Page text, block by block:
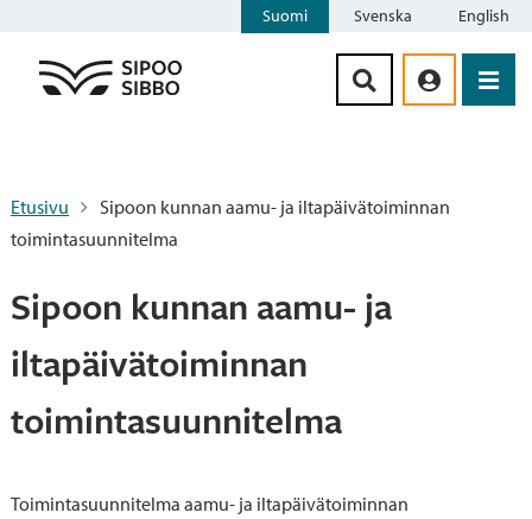
Suomi Svenska English
Etusivu
Sipoon kunnan aamu- ja iltapäivätoiminnan
toimintasuunnitelma
Sipoon kunnan aamu- ja
iltapäivätoiminnan
toimintasuunnitelma
Toimintasuunnitelma aamu- ja iltapäivätoiminnan